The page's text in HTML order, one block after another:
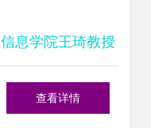
信息学院王琦教授
获批国家科技重大
查看详情